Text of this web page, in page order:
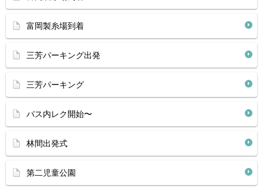
富岡製糸場到着
三芳パーキング出発
三芳パーキング
バス内レク開始〜
林間出発式
第二児童公園